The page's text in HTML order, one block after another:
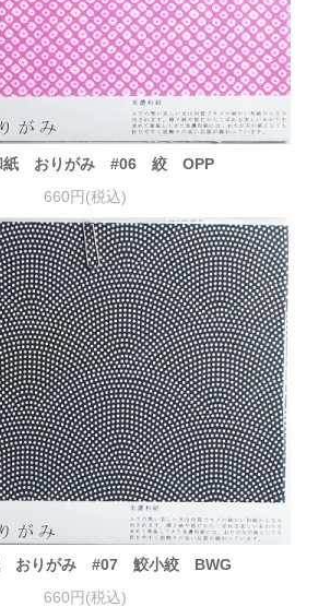
紙 おりがみ #06 絞 OPP
660円(税込)
おりがみ #07 鮫小絞 BWG
660円(税込)